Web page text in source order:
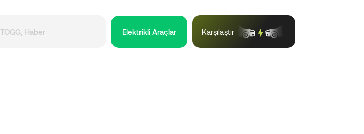
Elektrikli Araçlar Karşılaştır